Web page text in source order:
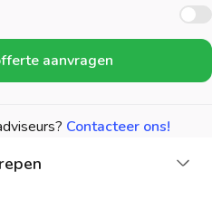
aanvragen
Contacteer ons!